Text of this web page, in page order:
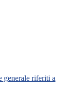
generale riferiti a